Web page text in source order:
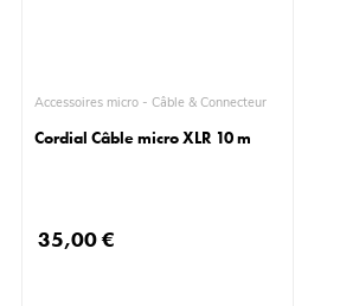
Accessoires micro - Câble & Connecteur
Cordial Câble micro XLR 10 m
35,00 €